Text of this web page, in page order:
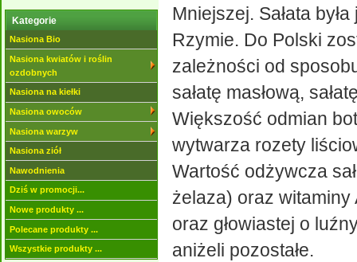
Kategorie
Nasiona Bio
Nasiona kwiatów i roślin
ozdobnych
Nasiona na kiełki
Nasiona owoców
Nasiona warzyw
Nasiona ziół
Nawodnienia
Dziś w promocji...
Nowe produkty ...
Polecane produkty ...
Wszystkie produkty ...
Mniejszej. Sałata
Rzymie. Do Polski
zależności od
sałatę masłową,
Większość odmian
wytwarza rozety
Wartość odżywcza
żelaza) oraz witaminy
oraz głowiastej o
aniżeli pozostałe.